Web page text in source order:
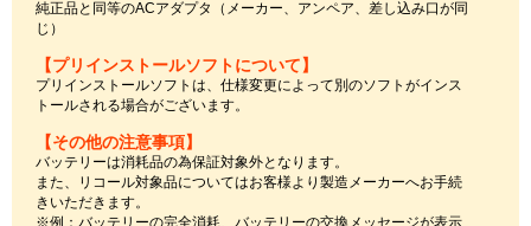
純正品と同等のACアダプタ（メーカー、アンペア、差し込み口が同
じ）
【プリインストールソフトについて】
プリインストールソフトは、仕様変更によって別のソフトがインス
トールされる場合がございます。
【その他の注意事項】
バッテリーは消耗品の為保証対象外となります。
また、リコール対象品についてはお客様より製造メーカーへお手続
きいただきます。
※例：バッテリーの完全消耗、バッテリーの交換メッセージが表示